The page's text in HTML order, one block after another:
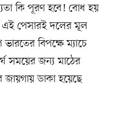
কি পূরণ হবে! বোধ হয়
পেসারই দলের মূল
বিপক্ষে ম্যাচে
সময়ের জন্য মাঠের
জায়গায় ডাকা হয়েছে